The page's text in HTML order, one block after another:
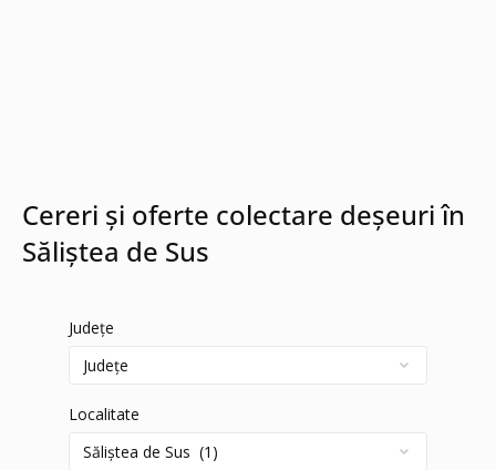
Cereri și oferte colectare deșeuri în
Săliştea de Sus
Județe
Localitate